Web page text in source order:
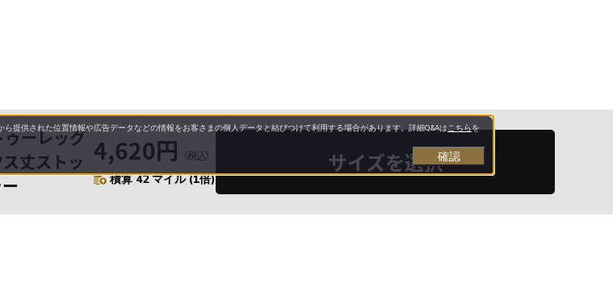
ーレッグ
丈ストッ 4,620円 （税込）
積算 42 マイル (1倍)
サイズを選択
提供された位置情報や広告データなどの情報をお客さまの個人データと結びつけて利用する場合があります。詳細Q&Aは こちらを
確認